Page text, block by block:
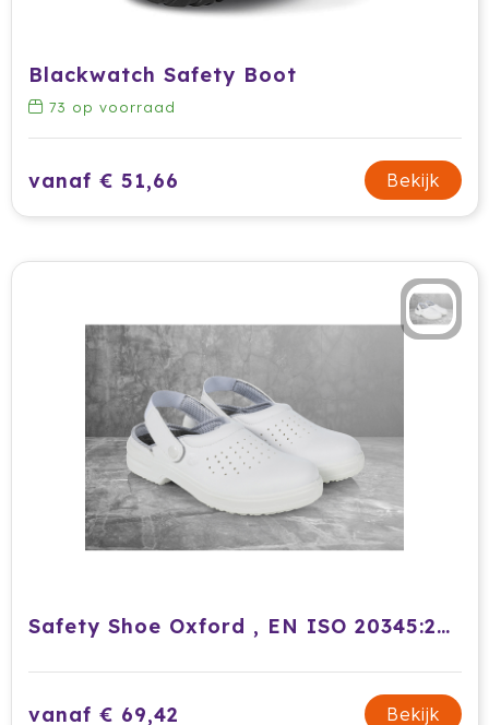
Blackwatch Safety Boot
73 op voorraad
vanaf € 51,66 Bekijk
Safety Shoe Oxford , EN ISO 20345:2011, SB-E-A-FO-SRC , 1 Pair / Pack
vanaf € 69,42 Bekijk